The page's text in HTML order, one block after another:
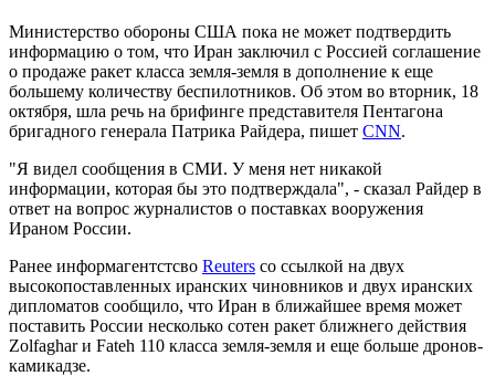
Министерство обороны США пока не может подтвердить
информацию о том, что Иран заключил с Россией соглашение
о продаже ракет класса земля-земля в дополнение к еще
большему количеству беспилотников. Об этом во вторник, 18
октября, шла речь на брифинге представителя Пентагона
бригадного генерала Патрика Райдера, пишет CNN.
"Я видел сообщения в СМИ. У меня нет никакой
информации, которая бы это подтверждала", - сказал Райдер в
ответ на вопрос журналистов о поставках вооружения
Ираном России.
Ранее информагентстсво Reuters со ссылкой на двух
высокопоставленных иранских чиновников и двух иранских
дипломатов сообщило, что Иран в ближайшее время может
поставить России несколько сотен ракет ближнего действия
Zolfaghar и Fateh 110 класса земля-земля и еще больше дронов-
камикадзе.